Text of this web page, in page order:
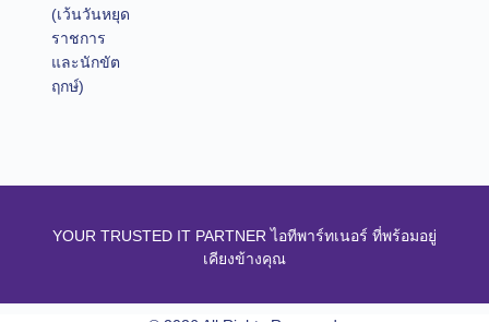
(เว้นวันหยุด
ราชการ
และนักขัต
ฤกษ์)
YOUR TRUSTED IT PARTNER ไอทีพาร์ทเนอร์ ที่พร้อมอยู่
เคียงข้างคุณ